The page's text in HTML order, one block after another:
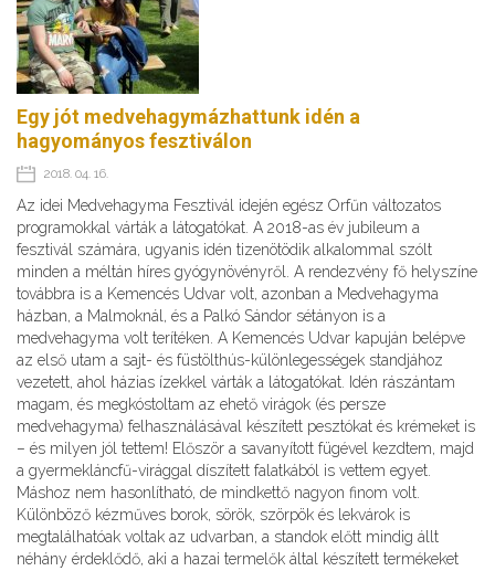
Egy jót medvehagymázhattunk idén a
hagyományos fesztiválon
2018. 04. 16.
Az idei Medvehagyma Fesztivál idején egész Orfűn változatos
programokkal várták a látogatókat. A 2018-as év jubileum a
fesztivál számára, ugyanis idén tizenötödik alkalommal szólt
minden a méltán híres gyógynövényről. A rendezvény fő helyszíne
továbbra is a Kemencés Udvar volt, azonban a Medvehagyma
házban, a Malmoknál, és a Palkó Sándor sétányon is a
medvehagyma volt terítéken. A Kemencés Udvar kapuján belépve
az első utam a sajt- és füstölthús-különlegességek standjához
vezetett, ahol házias ízekkel várták a látogatókat. Idén rászántam
magam, és megkóstoltam az ehető virágok (és persze
medvehagyma) felhasználásával készített pesztókat és krémeket is
– és milyen jól tettem! Először a savanyított fügével kezdtem, majd
a gyermekláncfű-virággal díszített falatkából is vettem egyet.
Máshoz nem hasonlítható, de mindkettő nagyon finom volt.
Különböző kézműves borok, sörök, szörpök és lekvárok is
megtalálhatóak voltak az udvarban, a standok előtt mindig állt
néhány érdeklődő, aki a hazai termelők által készített termékeket